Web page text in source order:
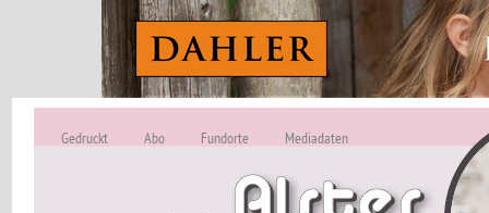
ALSTERKIND -
Alles Neu
Gedruckt Abo Fundorte Mediadaten